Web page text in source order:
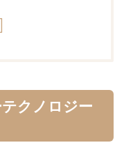
クノロジー